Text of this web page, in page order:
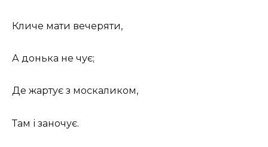
Кличе мати вечеряти,
А донька не чує;
Де жартує з москаликом,
Там і заночує.